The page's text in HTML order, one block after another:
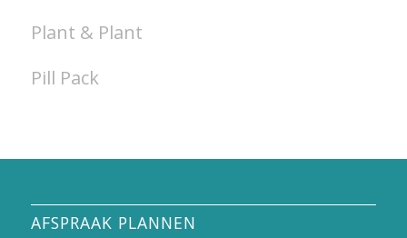
Plant & Plant
Pill Pack
AFSPRAAK PLANNEN